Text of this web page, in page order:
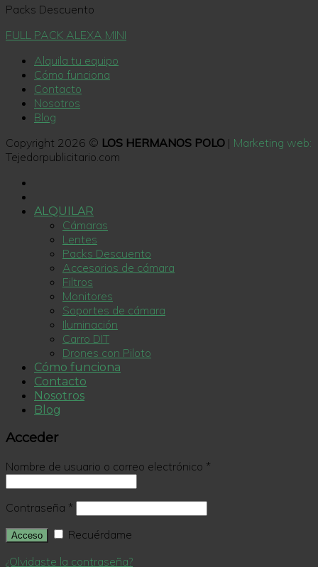
Packs Descuento
FULL PACK ALEXA MINI
Alquila tu equipo
Cómo funciona
Contacto
Nosotros
Blog
Copyright 2026 © LOS HERMANOS POLO | Marketing web:
Tejedorpublicitario.com
ALQUILAR
Cámaras
Lentes
Packs Descuento
Accesorios de cámara
Filtros
Monitores
Soportes de cámara
Iluminación
Carro DIT
Drones con Piloto
Cómo funciona
Contacto
Nosotros
Blog
Acceder
Nombre de usuario o correo electrónico *
Contraseña *
Acceso
Recuérdame
¿Olvidaste la contraseña?